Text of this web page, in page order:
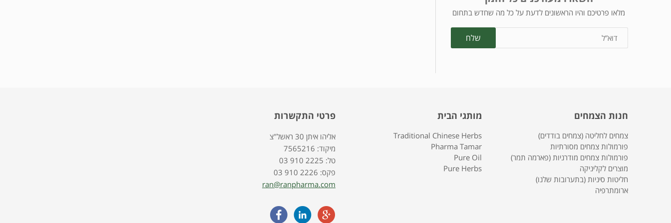
מלאו פרטיכם והיו הראשונים לדעת על כל מה שחדש בתחום
חנות הצמחים
צמחים לחליטה (צמחים בודדים)
פורמולות צמחים מסורתיות
פורמולות צמחים מודרניות (פארמה תמר)
מוצרים לקליניקה
חליטות סיניות (בתערובות שלנו)
ארומתרפיה
מותגי הבית
Traditional Chinese Herbs
Pharma Tamar
Pure Oil
Pure Herbs
פרטי התקשרות
אליהו איתן 30 ראשל"צ
7565216 :מיקוד
03 910 2225 :טל
03 910 2226 :פקס
ran@ranpharma.com